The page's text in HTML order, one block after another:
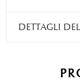
DETTAGLI